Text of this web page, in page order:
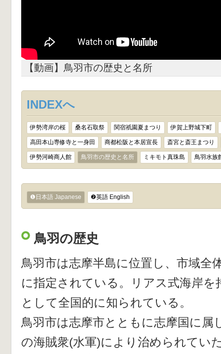
【動画】鳥羽市の歴史と名所
INDEXへ
伊勢湾岸の桜 桑名石取祭 関宿祇園夏まつり 伊賀上野城下町
高田本山専修寺と一身田 商都松阪と本居宣長 斎宮と斎王まつり
伊勢河崎商人館 鳥羽市の歴史と名所 ミキモト真珠島 鳥羽水族
❶日本語 Japanese ❷英語 English
鳥羽の歴史
鳥羽市は志摩半島に位置し、市域全
に指定されている。リアス式海岸を
として全国的に知られている。
鳥羽市は志摩市とともに志摩国に属
の海賊衆(水軍)により治められてい